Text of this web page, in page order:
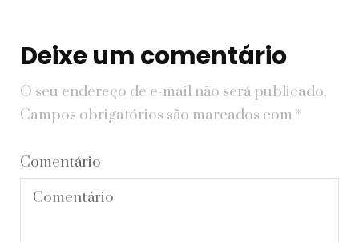
Deixe um comentário
O seu endereço de e-mail não será publicado.
Campos obrigatórios são marcados com *
Comentário